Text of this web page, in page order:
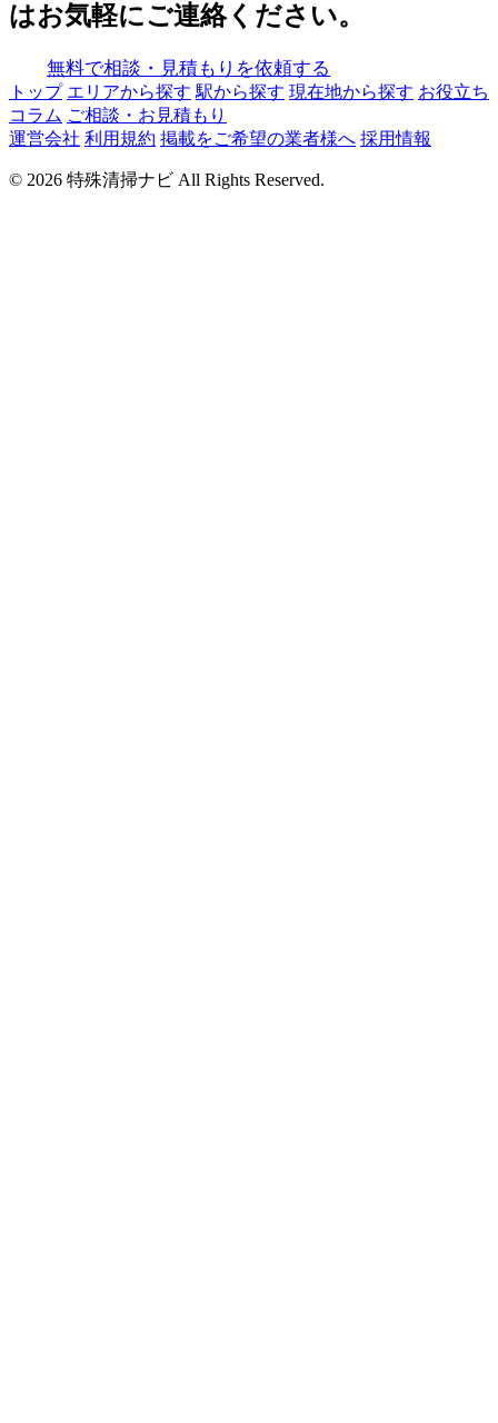
はお気軽にご連絡ください。
無料で相談・見積もりを依頼する
トップ エリアから探す 駅から探す 現在地から探す お役立ち
コラム ご相談・お見積もり
運営会社 利用規約 掲載をご希望の業者様へ 採用情報
© 2026 特殊清掃ナビ All Rights Reserved.